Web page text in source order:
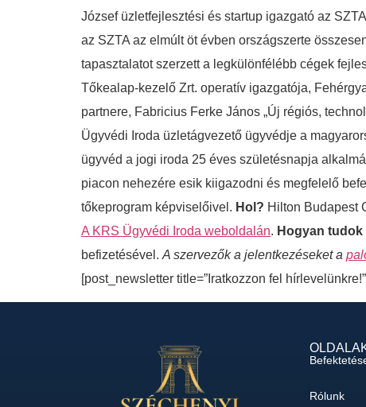
József üzletfejlesztési és startup igazgató az
az SZTA az elmúlt öt évben országszerte
tapasztalatot szerzett a legkülönfélébb cégek
Tőkealap-kezelő Zrt. operatív igazgatója,
partnere, Fabricius Ferke János „Új régiós,
Ügyvédi Iroda üzletágvezető ügyvédje a
ügyvéd a jogi iroda 25 éves születésnapja
piacon nehezére esik kiigazodni és megfelelő
tőkeprogram képviselőivel. Hol? Hilton Budapest
A KRS Ügyvédi Iroda weboldalán. Hogyan
befizetésével. A szervezők a jelentkezéseket a
[post_newsletter title=”Iratkozzon fel
Rólunk